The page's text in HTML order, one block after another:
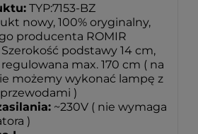
TYP:7153-BZ
nowy, 100% oryginalny,
producenta ROMIR
Szerokość podstawy 14 cm,
max. 170 cm ( na
możemy wykonać lampę z
)
~230V ( nie wymaga
)